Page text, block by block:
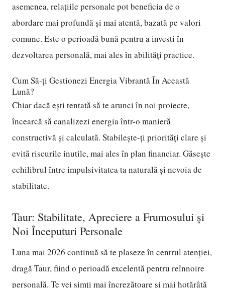
asemenea, relațiile personale pot beneficia de o
abordare mai profundă și mai atentă, bazată pe valori
comune. Este o perioadă bună pentru a investi în
dezvoltarea personală, mai ales în abilități practice.
Cum Să-ți Gestionezi Energia Vibrantă În Această
Lună?
Chiar dacă ești tentată să te arunci în noi proiecte,
încearcă să canalizezi energia într-o manieră
constructivă și calculată. Stabilește-ți priorități clare și
evită riscurile inutile, mai ales în plan financiar. Găsește
echilibrul între impulsivitatea ta naturală și nevoia de
stabilitate.
Taur: Stabilitate, Apreciere a Frumosului și
Noi Începuturi Personale
Luna mai 2026 continuă să te plaseze în centrul atenției,
dragă Taur, fiind o perioadă excelentă pentru reînnoire
personală. Te vei simți mai încrezătoare și mai hotărâtă